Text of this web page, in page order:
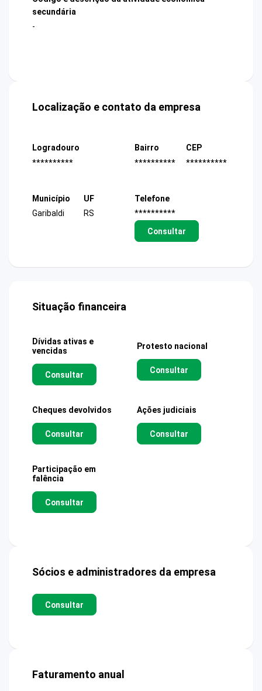
secundária
-
Localização e contato da empresa
Logradouro
**********
Bairro
**********
CEP
**********
Município
Garibaldi
UF
RS
Telefone
**********
Consultar
Situação financeira
Dívidas ativas e
vencidas
Consultar
Protesto nacional
Consultar
Cheques devolvidos
Consultar
Ações judiciais
Consultar
Participação em
falência
Consultar
Sócios e administradores da empresa
Consultar
Faturamento anual